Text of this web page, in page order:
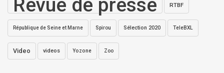
Revue de presse RTBF
République de Seine et Marne Spirou Sélection 2020 TeleBXL
Video videos Yozone Zoo